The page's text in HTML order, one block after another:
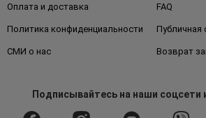
Оплата и доставка FAQ
Политика конфиденциальности Публичная
СМИ о нас Возврат
Подписывайтесьна наши соцсети